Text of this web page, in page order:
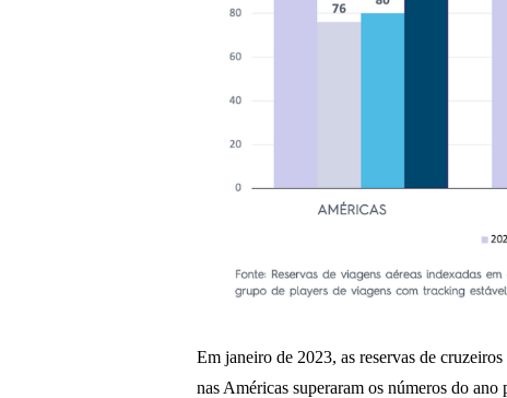
Em janeiro de 2023, as reservas de
nas Américas superaram os números do